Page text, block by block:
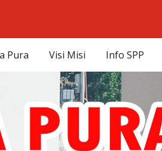
Pura Visi Misi Info SPP